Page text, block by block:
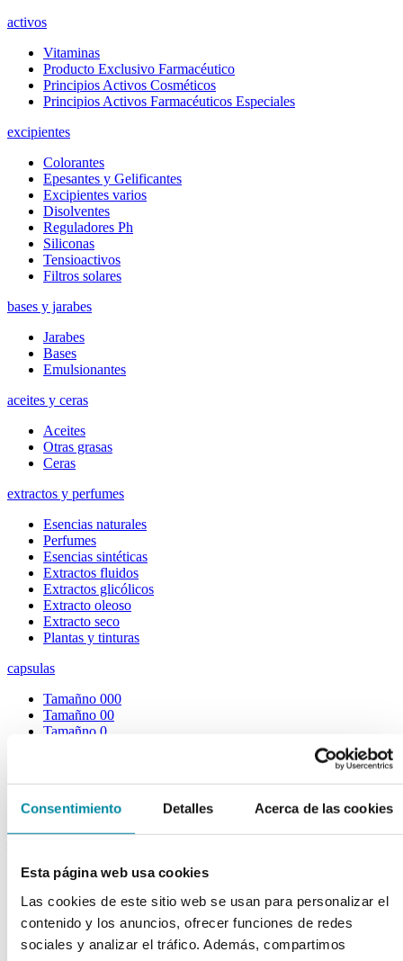
Consentimiento Detalles Acerca de las cookies
Esta página web usa cookies
Las cookies de este sitio web se usan para personalizar el
contenido y los anuncios, ofrecer funciones de redes
sociales y analizar el tráfico. Además, compartimos
activos
Vitaminas
Producto Exclusivo Farmacéutico
Principios Activos Cosméticos
Principios Activos Farmacéuticos Especiales
excipientes
Colorantes
Epesantes y Gelificantes
Excipientes varios
Disolventes
Reguladores Ph
Siliconas
Tensioactivos
Filtros solares
bases y jarabes
Jarabes
Bases
Emulsionantes
aceites y ceras
Aceites
Otras grasas
Ceras
extractos y perfumes
Esencias naturales
Perfumes
Esencias sintéticas
Extractos fluidos
Extractos glicólicos
Extracto oleoso
Extracto seco
Plantas y tinturas
capsulas
Tamañno 000
Tamañno 00
Tamañno 0
Tamañno 5
Frascos farmacia
Frascos y tapas cosmética
Gama ariless
Tarros farmacia
Tarros cosmética